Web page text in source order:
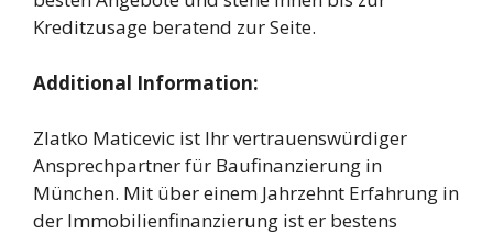
Kreditzusage beratend zur Seite.
Additional Information:
Zlatko Maticevic ist Ihr vertrauenswürdiger
Ansprechpartner für Baufinanzierung in
München. Mit über einem Jahrzehnt Erfahrung in
der Immobilienfinanzierung ist er bestens